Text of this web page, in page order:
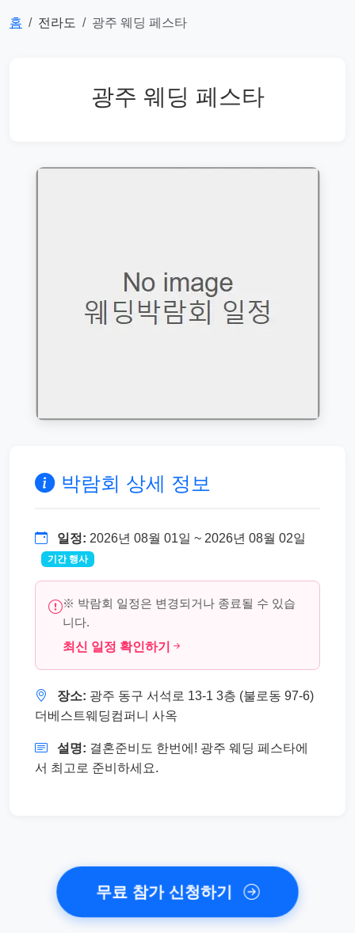
홈 전라도 광주 웨딩 페스타
광주 웨딩 페스타
박람회 상세 정보
일정: 2026년 08월 01일 ~ 2026년 08월 02일
기간 행사
※ 박람회 일정은 변경되거나 종료될 수 있습
니다.
최신 일정 확인하기
장소: 광주 동구 서석로 13-1 3층 (불로동 97-6)
더베스트웨딩컴퍼니 사옥
설명: 결혼준비도 한번에! 광주 웨딩 페스타에
서 최고로 준비하세요.
무료 참가 신청하기